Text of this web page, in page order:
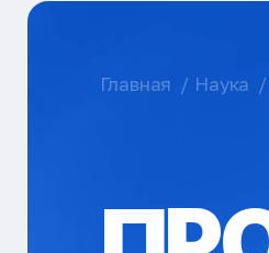
Главная Наука